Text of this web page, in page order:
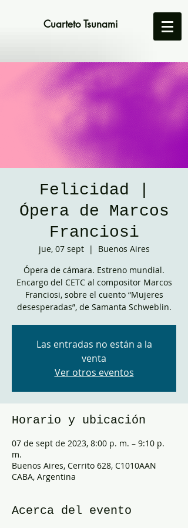
Cuarteto Tsunami
Felicidad |
Ópera de Marcos
Franciosi
jue, 07 sept
  |
Buenos Aires
Ópera de cámara. Estreno mundial.
Encargo del CETC al compositor Marcos
Franciosi, sobre el cuento “Mujeres
desesperadas”, de Samanta Schweblin.
Las entradas no están a la
venta
Ver otros eventos
Horario y ubicación
07 de sept de 2023, 8:00 p. m. – 9:10 p.
m.
Buenos Aires, Cerrito 628, C1010AAN
CABA, Argentina
Acerca del evento